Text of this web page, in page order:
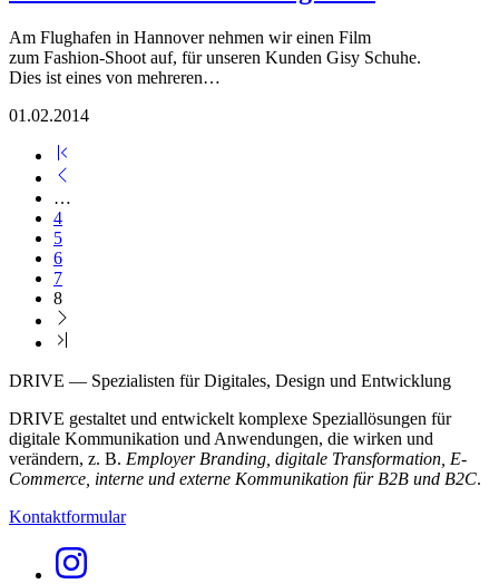
Am Flughafen in Hannover nehmen wir einen Film
zum Fashion-Shoot auf, für unseren Kunden Gisy Schuhe.
Dies ist eines von mehreren…
01.02.2014
…
4
5
6
7
8
DRIVE — Spezialisten für Digitales, Design und Entwicklung
DRIVE gestaltet und entwickelt komplexe Speziallösungen für
digitale Kommunikation und Anwendungen, die wirken und
verändern, z. B. Employer Branding, digitale Transformation, E-
Commerce, interne und externe Kommunikation für B2B und B2C.
Kontaktformular